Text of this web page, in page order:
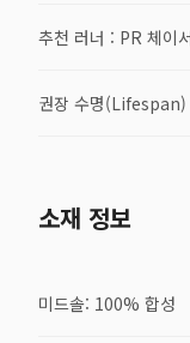
추천 러너 : PR 체이
권장 수명
소재 정보
미드솔: 100% 합성